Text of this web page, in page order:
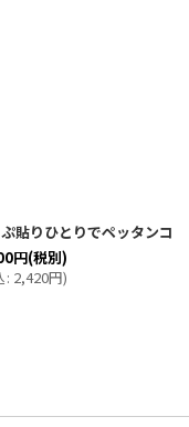
貼りひとりでペッタンコ
円(税別)
: 2,420円)